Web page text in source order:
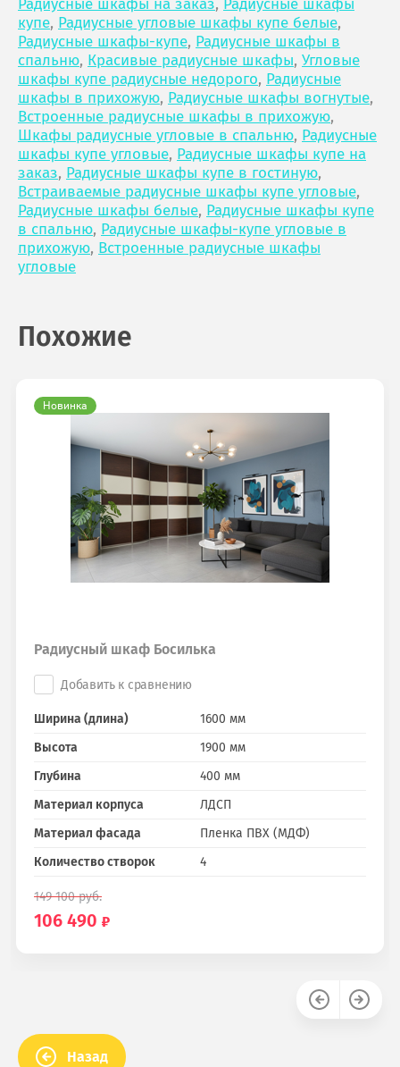
Радиусные шкафы на заказ, Радиусные шкафы
купе, Радиусные угловые шкафы купе белые,
Радиусные шкафы-купе, Радиусные шкафы в
спальню, Красивые радиусные шкафы, Угловые
шкафы купе радиусные недорого, Радиусные
шкафы в прихожую, Радиусные шкафы вогнутые,
Встроенные радиусные шкафы в прихожую,
Шкафы радиусные угловые в спальню, Радиусные
шкафы купе угловые, Радиусные шкафы купе на
заказ, Радиусные шкафы купе в гостиную,
Встраиваемые радиусные шкафы купе угловые,
Радиусные шкафы белые, Радиусные шкафы купе
в спальню, Радиусные шкафы-купе угловые в
прихожую, Встроенные радиусные шкафы
угловые
Похожие
Новинка
Радиусный шкаф Босилька
Добавить к сравнению
Ширина (длина)
1600 мм
Высота
1900 мм
Глубина
400 мм
Материал корпуса
ЛДСП
Материал фасада
Пленка ПВХ (МДФ)
Количество створок
4
149 100руб.
106 490
Назад